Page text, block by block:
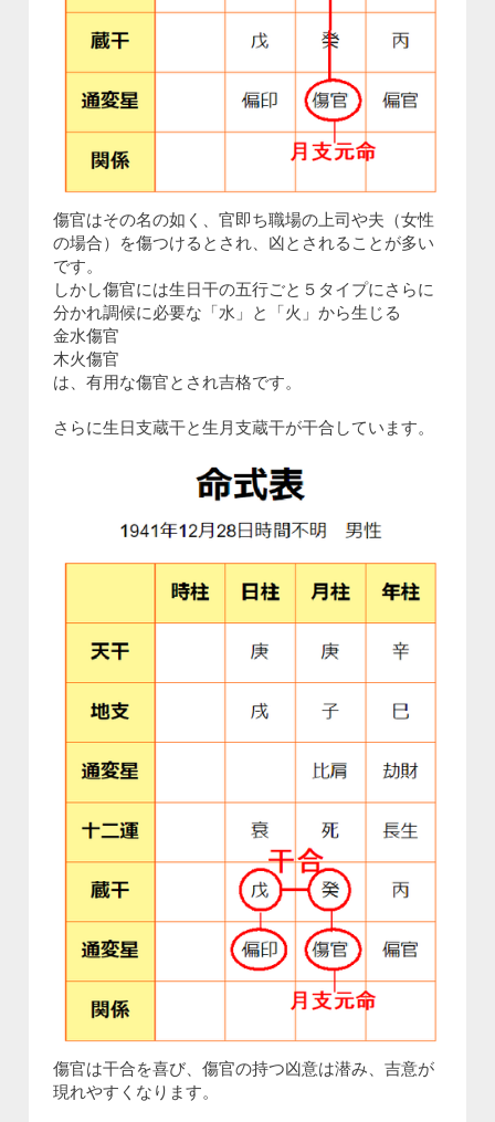
傷官はその名の如く、官即ち職場の上司や夫（女性
の場合）を傷つけるとされ、凶とされることが多い
です。
しかし傷官には生日干の五行ごと５タイプにさらに
分かれ調候に必要な「水」と「火」から生じる
金水傷官
木火傷官
は、有用な傷官とされ吉格です。
さらに生日支蔵干と生月支蔵干が干合しています。
傷官は干合を喜び、傷官の持つ凶意は潜み、吉意が
現れやすくなります。